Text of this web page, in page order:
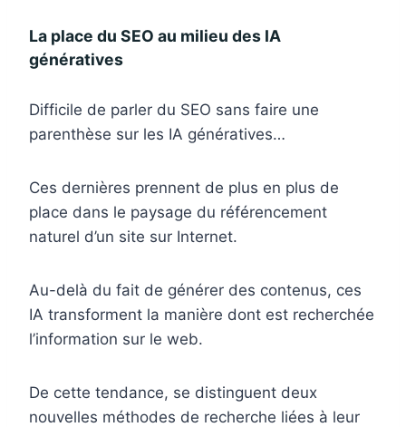
La place du SEO au milieu des IA
génératives
Difficile de parler du SEO sans faire une
parenthèse sur les IA génératives…
Ces dernières prennent de plus en plus de
place dans le paysage du référencement
naturel d’un site sur Internet.
Au-delà du fait de générer des contenus, ces
IA transforment la manière dont est recherchée
l’information sur le web.
De cette tendance, se distinguent deux
nouvelles méthodes de recherche liées à leur